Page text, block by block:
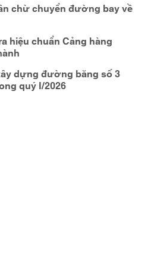
chừ chuyển đường bay về
hiệu chuẩn Cảng hàng
dựng đường băng số 3
quý I/2026